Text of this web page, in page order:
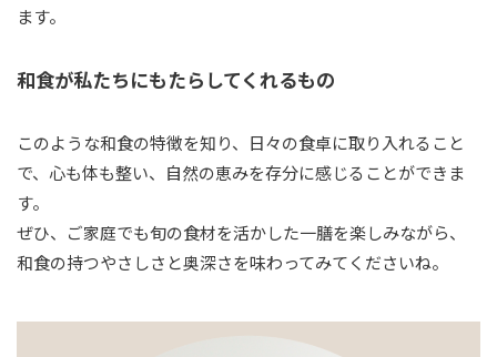
ます。
和食が私たちにもたらしてくれるもの
このような和食の特徴を知り、日々の食卓に取り入れること
で、心も体も整い、自然の恵みを存分に感じることができま
す。
ぜひ、ご家庭でも旬の食材を活かした一膳を楽しみながら、
和食の持つやさしさと奥深さを味わってみてくださいね。